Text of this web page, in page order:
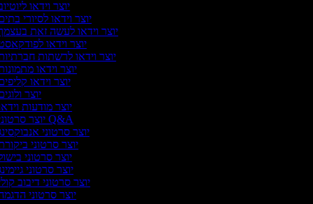
יוצר וידאו
יוצר וידאו לסיורי
יוצר וידאו לעשה זאת
יוצר וידאו
יוצר וידאו לרשתות
יוצר וידאו
יוצר וידאו
יוצר
יוצר מודעות
יוצר סרטוני Q&A
יוצר סרטוני
יוצר סרטוני
יוצר סרטוני
יוצר סרטוני
יוצר סרטוני דיבוב
יוצר סרטוני